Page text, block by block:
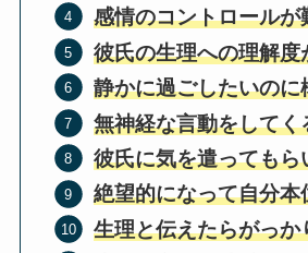
感情のコントロールが
彼氏の生理への理解度
静かに過ごしたいのに
無神経な言動をしてく
彼氏に気を遣ってもら
絶望的になって自分本
生理と伝えたらがっか